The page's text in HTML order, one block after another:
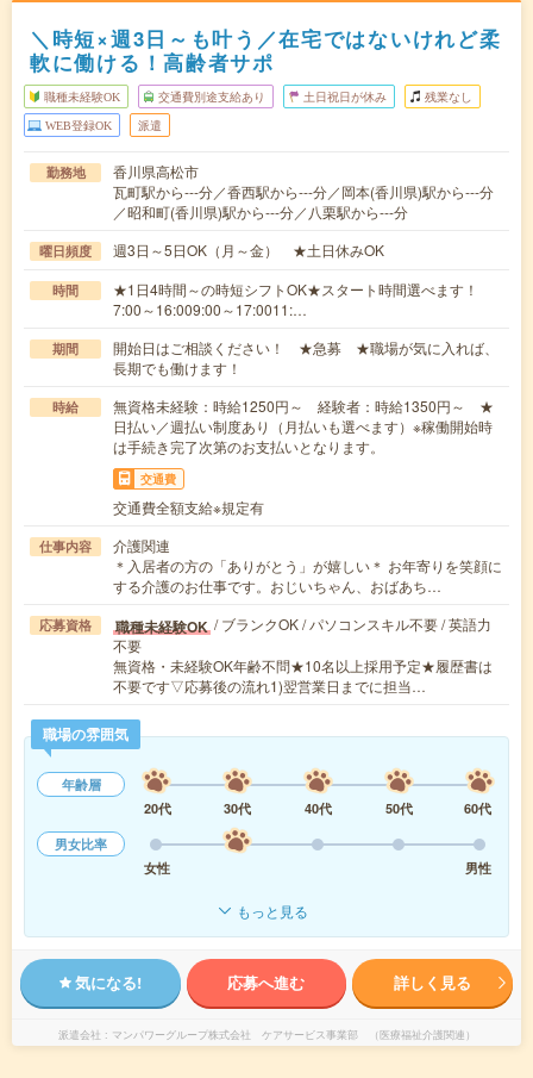
＼時短×週3日～も叶う／在宅ではないけれど柔
軟に働ける！高齢者サポ
職種未経験OK 交通費別途支給あり 土日祝日が休み 残業なし
WEB登録OK 派遣
勤務地
香川県高松市
瓦町駅から---分／香西駅から---分／岡本(香川県)駅から---分
／昭和町(香川県)駅から---分／八栗駅から---分
曜日頻度 週3日～5日OK（月～金） ★土日休みOK
時間
★1日4時間～の時短シフトOK★スタート時間選べます！
7:00～16:009:00～17:0011:…
期間
開始日はご相談ください！ ★急募 ★職場が気に入れば、
長期でも働けます！
時給
無資格未経験：時給1250円～ 経験者：時給1350円～ ★
日払い／週払い制度あり（月払いも選べます）※稼働開始時
は手続き完了次第のお支払いとなります。
交通費
交通費全額支給※規定有
仕事内容
介護関連
＊入居者の方の「ありがとう」が嬉しい＊ お年寄りを笑顔に
する介護のお仕事です。おじいちゃん、おばあち…
応募資格 職種未経験OK / ブランクOK / パソコンスキル不要 / 英語力
不要
無資格・未経験OK年齢不問★10名以上採用予定★履歴書は
不要です▽応募後の流れ1)翌営業日までに担当…
職場の雰囲気
年齢層
20代
30代 40代 50代
60代
男女比率
女性
男性
もっと見る
気になる! 応募へ進む 詳しく見る
派遣会社 マンパワーグループ株式会社 ケアサービス事業部 （医療福祉介護関連）